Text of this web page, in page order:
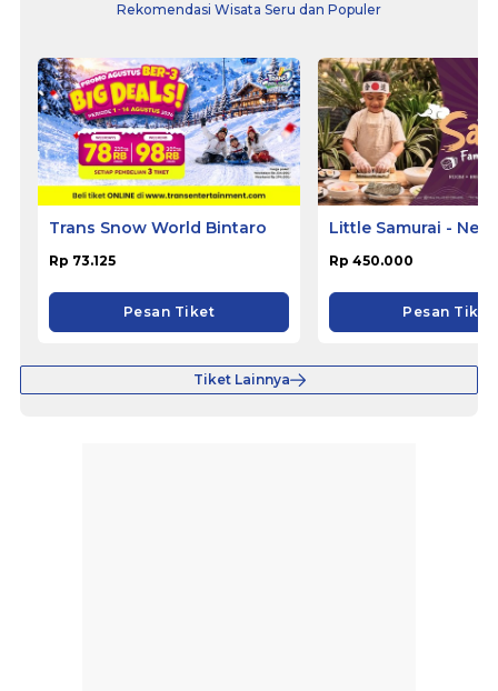
Rekomendasi Wisata Seru dan Populer
Trans Snow World Bintaro
Rp 73.125
Pesan Tiket
Little Samurai -
Rp 450.000
Pesan Tiket
Tiket Lainnya